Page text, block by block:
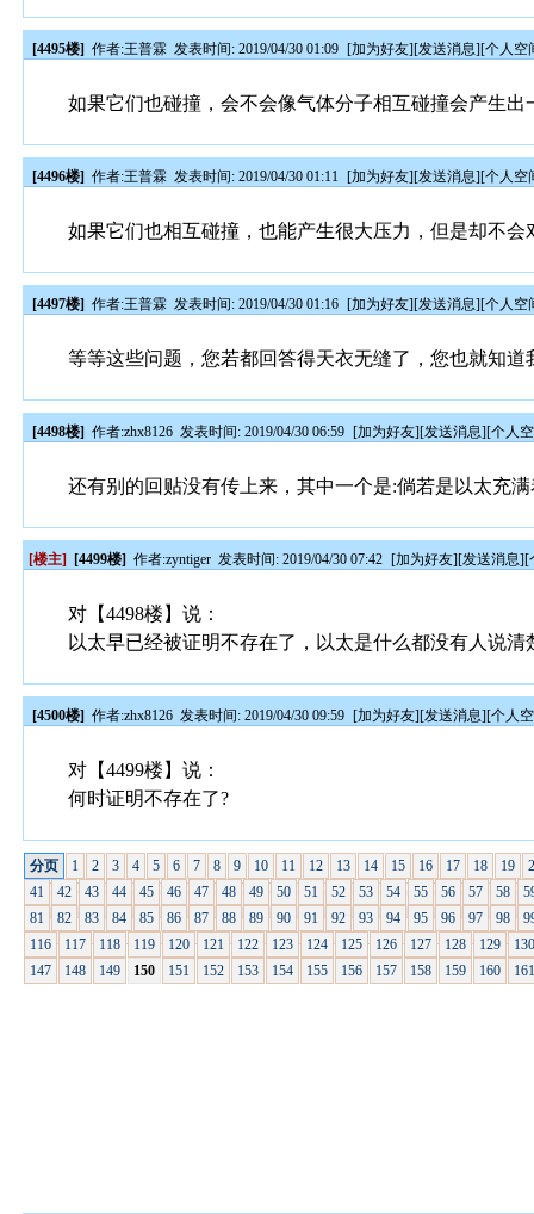
[4495楼] 作者:王普霖 发表时间: 2019/04/30 01:09 [加为好友][发送消息][个人空
如果它们也碰撞，会不会像气体分子相互碰撞会产生
[4496楼] 作者:王普霖 发表时间: 2019/04/30 01:11 [加为好友][发送消息][个人空
如果它们也相互碰撞，也能产生很大压力，但是却不
[4497楼] 作者:王普霖 发表时间: 2019/04/30 01:16 [加为好友][发送消息][个人空
等等这些问题，您若都回答得天衣无缝了，您也就知
[4498楼] 作者:zhx8126 发表时间: 2019/04/30 06:59 [加为好友][发送消息][个人
还有别的回贴没有传上来，其中一个是:倘若是以太充
[楼主] [4499楼] 作者:zyntiger 发表时间: 2019/04/30 07:42 [加为好友][发送消息][
对【4498楼】说：
以太早已经被证明不存在了，以太是什么都没有人说清
[4500楼] 作者:zhx8126 发表时间: 2019/04/30 09:59 [加为好友][发送消息][个人
对【4499楼】说：
何时证明不存在了?
分页 1 2 3 4 5 6 7 8 9 10 11 12 13 14 15 16 17 18 19
41
42 43 44 45 46 47 48 49 50 51 52 53 54 55 56 57 58
81
82 83 84 85 86 87 88 89 90 91 92 93 94 95 96 97 98
116
117 118 119 120 121 122 123 124 125 126 127 128 129
147
148 149 150 151 152 153 154 155 156 157 158 159 160